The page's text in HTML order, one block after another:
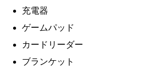
充電器
ゲームパッド
カードリーダー
ブランケット